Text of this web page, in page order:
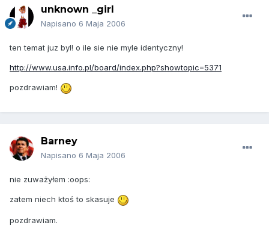
unknown _girl
Napisano 6 Maja 2006
ten temat juz byl! o ile sie nie myle identyczny!
http://www.usa.info.pl/board/index.php?showtopic=5371
pozdrawiam!
Barney
Napisano 6 Maja 2006
nie zuważyłem :oops:
zatem niech ktoś to skasuje
pozdrawiam.